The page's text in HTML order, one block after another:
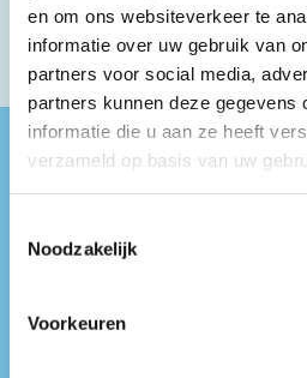
en om ons websiteverkeer te
informatie over uw gebruik van
partners voor social media,
partners kunnen deze gegevens
informatie die u aan ze heeft
verzameld op basis van uw
Noodzakelijk
Voorkeuren
Vind een VLR-vakbedrijf